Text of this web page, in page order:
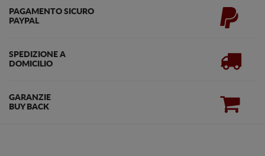
PAGAMENTO SICURO
PAYPAL
SPEDIZIONE A
DOMICILIO
GARANZIE
BUY BACK